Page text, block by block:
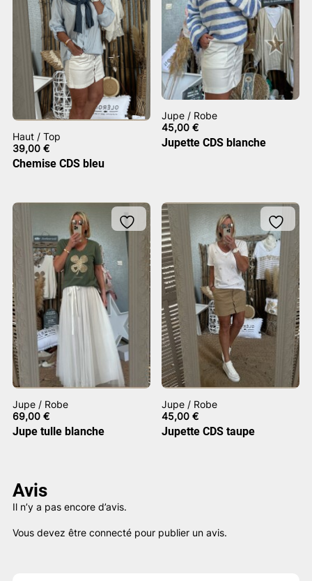
Haut / Top
39,00 €
Chemise CDS bleu
Jupe / Robe
45,00€
Jupette CDS blanche
Jupe / Robe
69,00 €
Jupe tulle blanche
Jupe / Robe
45,00€
Jupette CDS taupe
Avis
Il n’y a pas encore d’avis.
Vous devez être connecté pour publier un avis.